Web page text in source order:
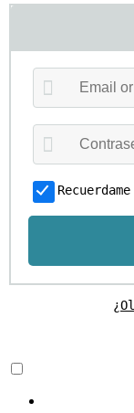
Recuerdame